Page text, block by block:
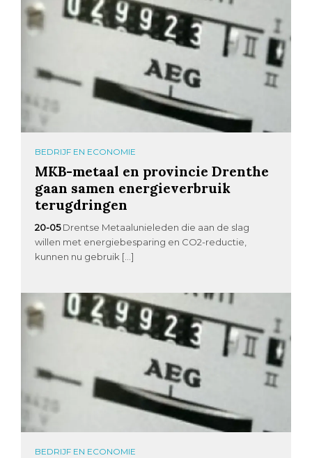
BEDRIJF EN ECONOMIE
MKB-metaal en provincie Drenthe
gaan samen energieverbruik
terugdringen
20-05 Drentse Metaalunieleden die aan de slag
willen met energiebesparing en CO2-reductie,
kunnen nu gebruik […]
BEDRIJF EN ECONOMIE